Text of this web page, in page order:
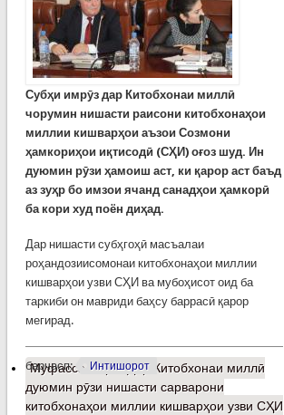
Субҳи имрӯз дар Китобхонаи миллӣ
чорумин нишасти раисони китобхонаҳои
миллии кишварҳои аъзои Созмони
ҳамкориҳои иқтисодӣ (СҲИ) оғоз шуд. Ин
дуюмин рӯзи ҳамоиш аст, ки қарор аст баъд
аз зуҳр бо имзои ячанд санадҳои ҳамкорӣ
ба кори худ поён диҳад.
Дар нишасти субҳгоҳӣ масъалаи
роҳандозиисомонаи китобхонаҳои миллии
кишварҳои узви СҲИ ва мубоҳисот оид ба
таркиби он мавриди баҳсу баррасӣ қарор
мегирад.
барчасп: Интишорот
Муфассалтаро Дар Китобхонаи миллӣ
дуюмин рӯзи нишасти сарварони
китобхонаҳои миллии кишварҳои узви СҲИ